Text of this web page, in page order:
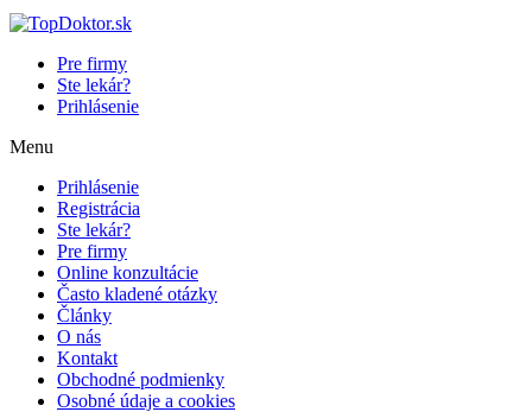
Pre firmy
Ste lekár?
Prihlásenie
Menu
Prihlásenie
Registrácia
Ste lekár?
Pre firmy
Online konzultácie
Často kladené otázky
Články
O nás
Kontakt
Obchodné podmienky
Osobné údaje a cookies